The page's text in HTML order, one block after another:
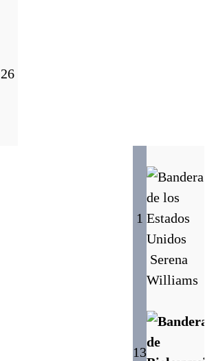
26
1
Serena
Williams
13